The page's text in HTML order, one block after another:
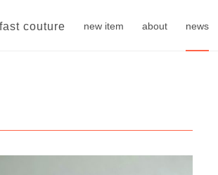
fast couture new item about news